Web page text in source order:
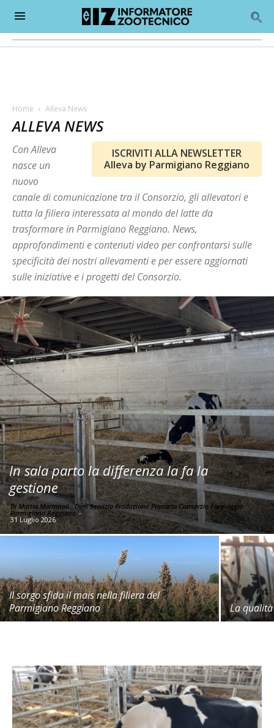
Home Alleva News
ALLEVA NEWS
ISCRIVITI ALLA NEWSLETTER
Alleva by Parmigiano Reggiano
Con Alleva
nasce un
nuovo
canale di comunicazione tra il Consorzio, gli allevatori e
tutta la filiera interessata al mondo del latte da
trasformare in Parmigiano Reggiano. News,
approfondimenti e contenuti video per confrontarsi sulle
specificità dei nostri allevamenti e per essere aggiornati
sulle iniziative e i progetti del Consorzio.
In sala parto la differenza la fa la
gestione
Di Mattia Marmiroli - Dvm Servizio Produzione Primaria Consorzio Formaggio
Parmigiano Reggiano -
31 Luglio 2026
Il sorgo sfida il mais nella filiera del
Parmigiano Reggiano
La